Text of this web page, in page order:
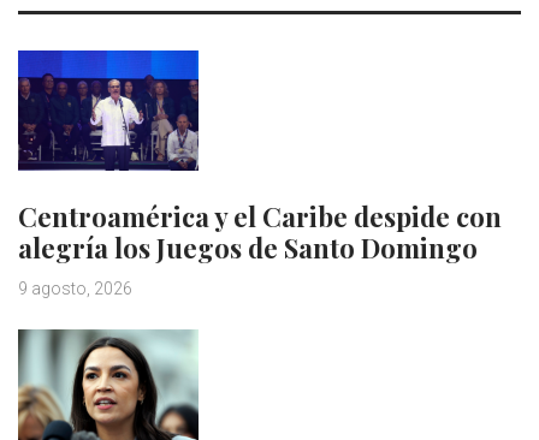
Centroamérica y el Caribe despide con
alegría los Juegos de Santo Domingo
9 agosto, 2026